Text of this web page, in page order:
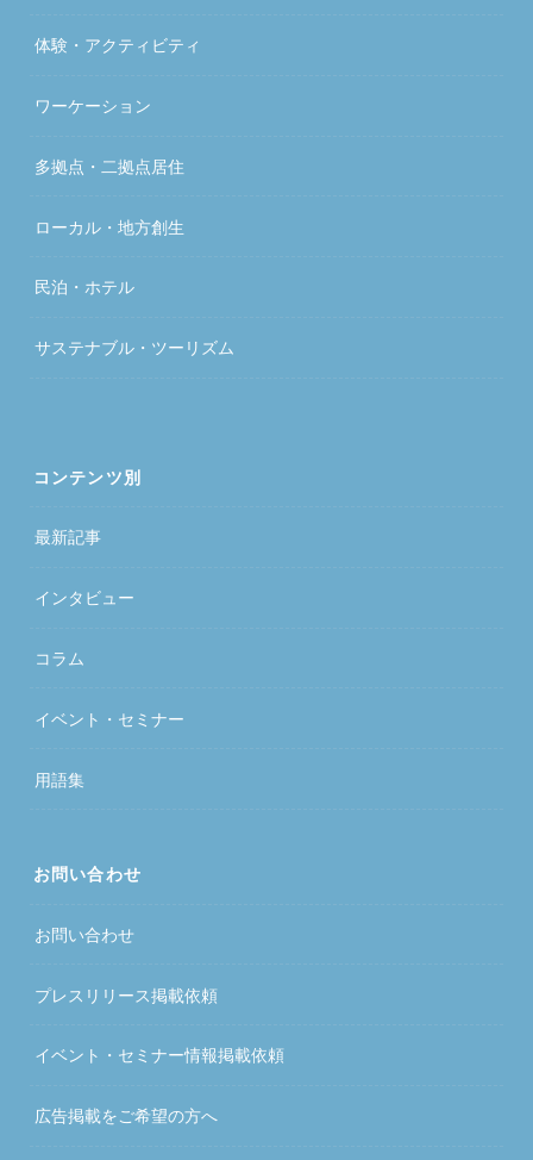
体験・アクティビティ
ワーケーション
多拠点・二拠点居住
ローカル・地方創生
民泊・ホテル
サステナブル・ツーリズム
コンテンツ別
最新記事
インタビュー
コラム
イベント・セミナー
用語集
お問い合わせ
お問い合わせ
プレスリリース掲載依頼
イベント・セミナー情報掲載依頼
広告掲載をご希望の方へ